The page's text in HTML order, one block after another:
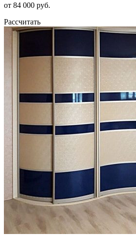
от 84 000 руб.
Рассчитать